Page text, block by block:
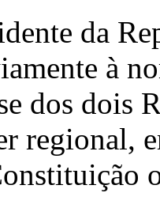
da
à
dos dois
regional,